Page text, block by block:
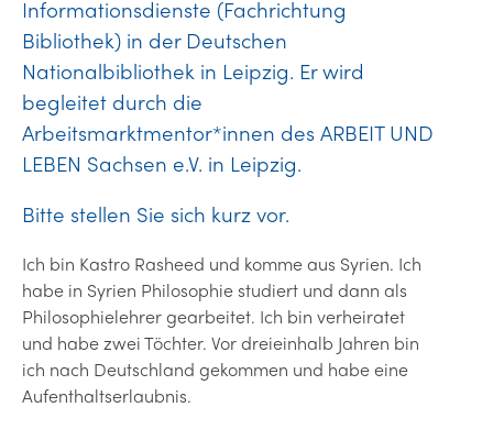
Informationsdienste (Fachrichtung
Bibliothek) in der Deutschen
Nationalbibliothek in Leipzig. Er wird
begleitet durch die
Arbeitsmarktmentor*innen des ARBEIT UND
LEBEN Sachsen e.V. in Leipzig.
Bitte stellen Sie sich kurz vor.
Ich bin Kastro Rasheed und komme aus Syrien. Ich
habe in Syrien Philosophie studiert und dann als
Philosophielehrer gearbeitet. Ich bin verheiratet
und habe zwei Töchter. Vor dreieinhalb Jahren bin
ich nach Deutschland gekommen und habe eine
Aufenthaltserlaubnis.